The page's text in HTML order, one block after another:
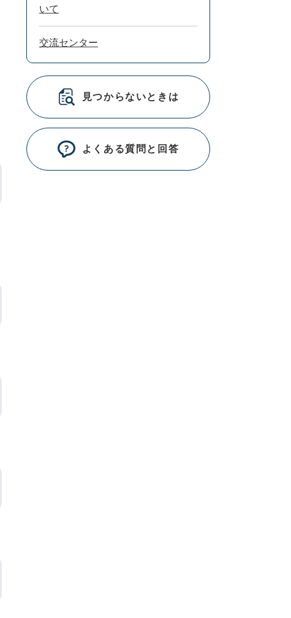
いて
交流センター
見つからないときは
よくある質問と回答